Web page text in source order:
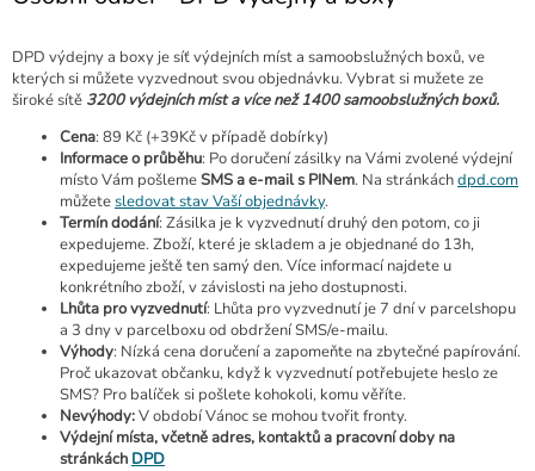
DPD výdejny a boxy je síť výdejních míst a samoobslužných boxů, ve
kterých si můžete vyzvednout svou objednávku. Vybrat si mužete ze
široké sítě 3200 výdejních míst a více než 1400 samoobslužných boxů.
Cena: 89 Kč (+39Kč v případě dobírky)
Informace o průběhu: Po doručení zásilky na Vámi zvolené výdejní
místo Vám pošlemeSMS a e-mail s PINem. Na stránkáchdpd.com
můžetesledovat stav Vaší objednávky.
Termín dodání: Zásilka je k vyzvednutí druhý den potom, co ji
expedujeme. Zboží, které je skladem a je objednané do 13h,
expedujeme ještě ten samý den. Více informací najdete u
konkrétního zboží, v závislosti na jeho dostupnosti.
Lhůta pro vyzvednutí: Lhůta pro vyzvednutí je 7 dní v parcelshopu
a 3 dny v parcelboxu od obdržení SMS/e-mailu.
Výhody: Nízká cena doručení a zapomeňte na zbytečné papírování.
Proč ukazovat občanku, když k vyzvednutí potřebujete heslo ze
SMS? Pro balíček si pošlete kohokoli, komu věříte.
Nevýhody:V období Vánoc se mohou tvořit fronty.
Výdejní místa, včetně adres, kontaktů a pracovní doby na
stránkách DPD